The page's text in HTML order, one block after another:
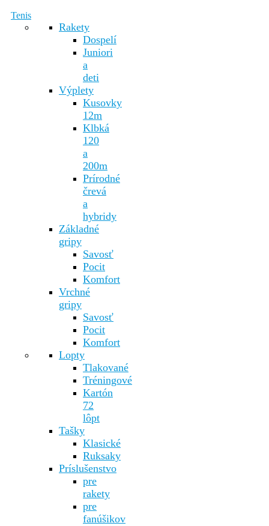
Tenis
Rakety
Dospelí
Juniori
a
deti
Výplety
Kusovky
12m
Klbká
120
a
200m
Prírodné
črevá
a
hybridy
Základné
gripy
Savosť
Pocit
Komfort
Vrchné
gripy
Savosť
Pocit
Komfort
Lopty
Tlakované
Tréningové
Kartón
72
lôpt
Tašky
Klasické
Ruksaky
Príslušenstvo
pre
rakety
pre
fanúšikov